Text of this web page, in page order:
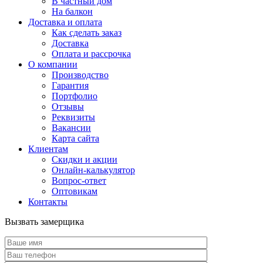
На балкон
Доставка и оплата
Как сделать заказ
Доставка
Оплата и рассрочка
О компании
Производство
Гарантия
Портфолио
Отзывы
Реквизиты
Вакансии
Карта сайта
Клиентам
Скидки и акции
Онлайн-калькулятор
Вопрос-ответ
Оптовикам
Контакты
Вызвать замерщика